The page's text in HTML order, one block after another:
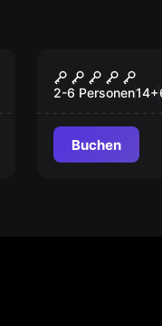
Robot
2-6 Personen14+
Buchen